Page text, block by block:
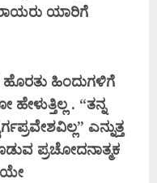
ಯಾರಿಗೆ
ಹಿಂದುಗಳಿಗೆ
ಹೇಳುತ್ತಿಲ್ಲ . “ತನ್ನ
ಎನ್ನುತ್ತ
ಪ್ರಚೋದನಾತ್ಮಕ